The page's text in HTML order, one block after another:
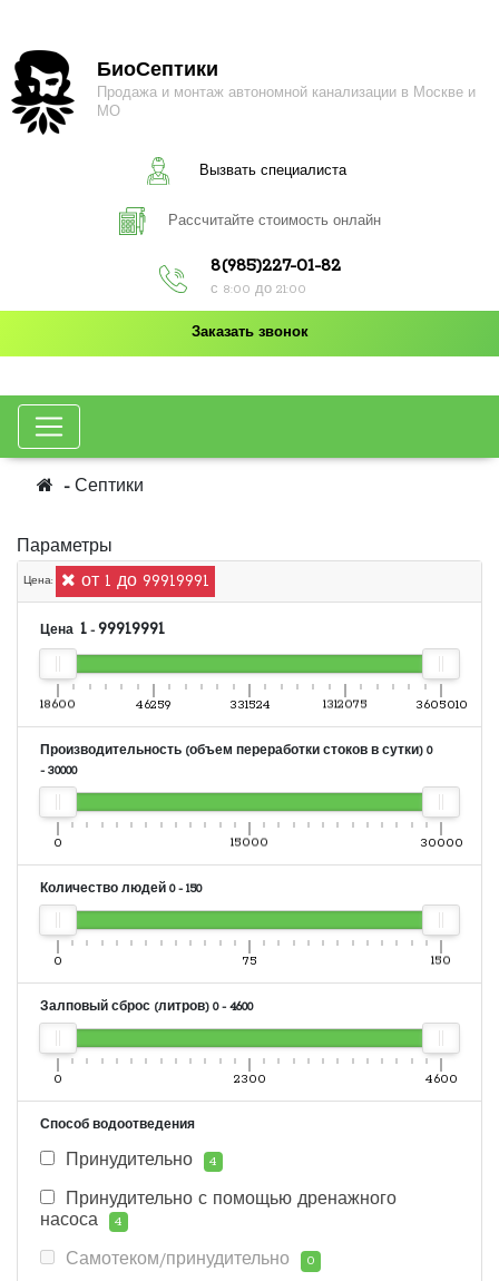
БиоСептики
Продажа и монтаж автономной канализации в Москве и
МО
Вызвать специалиста
Рассчитайте стоимость онлайн
8(985)227-01-82
с 8:00 до 21:00
Заказать звонок
Септики
Параметры
Цена: от 1 до 99919991
Цена 1 - 99919991
18600 46259 331524 1312075 3605010
Производительность (объем переработки стоков в сутки) 0
- 30000
0 15000 30000
Количество людей 0- 150
0 75 150
Залповый сброс (литров) 0- 4600
0 2300 4600
Способ водоотведения
Принудительно 4
Принудительно с помощью дренажного
насоса
4
Самотеком/принудительно 0